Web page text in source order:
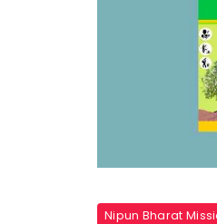
Nipun Bharat